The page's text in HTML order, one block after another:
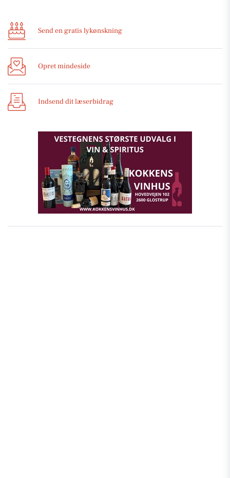
Send en gratis lykønskning
Opret mindeside
Indsend dit læserbidrag